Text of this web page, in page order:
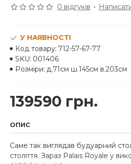
0 відгуків -
139590 грн.
У НАЯВНОСТІ
Код товару: 712-57-67-77
SKU: 001406
Розміри: д.71см ш.145см в.203см
ОПИС
Саме так виглядав будуарний
століття. Зараз Palais Royale у